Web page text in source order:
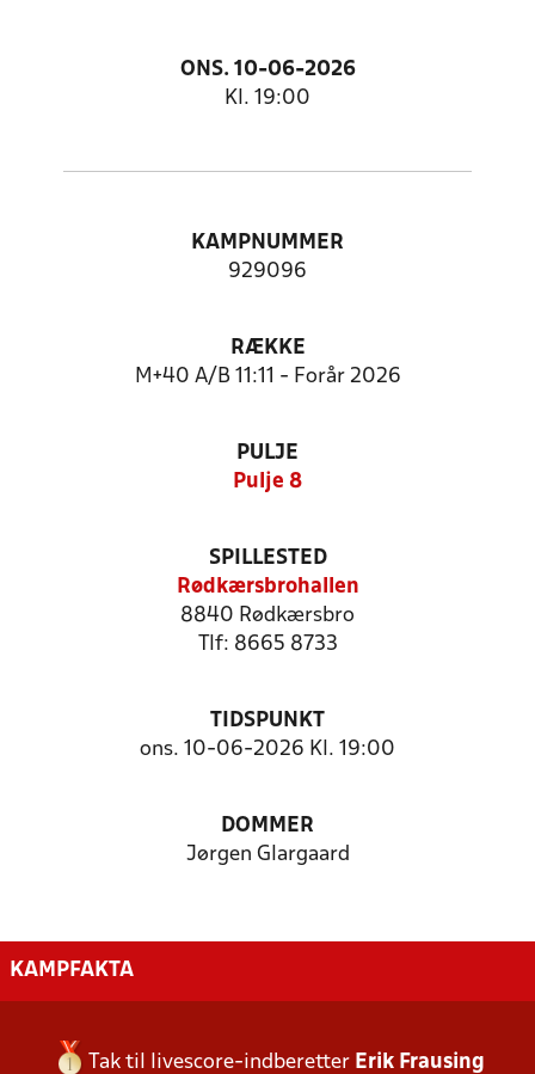
ONS. 10-06-2026
Kl. 19:00
KAMPNUMMER
929096
RÆKKE
M+40 A/B 11:11 - Forår 2026
PULJE
Pulje 8
SPILLESTED
Rødkærsbrohallen
8840 Rødkærsbro
Tlf: 8665 8733
TIDSPUNKT
ons. 10-06-2026 Kl. 19:00
DOMMER
Jørgen Glargaard
KAMPFAKTA
Tak til livescore-indberetter Erik Frausing